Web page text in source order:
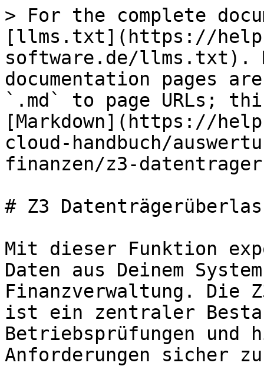
> For the complete
[llms.txt](https://
software.de/llms.txt).
documentation pages
`.md` to page URLs;
[Markdown](https://
cloud-handbuch/
finanzen/z3-
# Z3
Mit dieser Funktion
Daten aus Deinem
Finanzverwaltung. Die
ist ein zentraler
Betriebsprüfungen
Anforderungen sicher